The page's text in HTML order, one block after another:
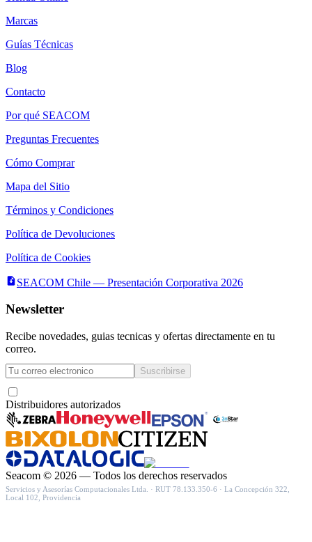
Marcas
Guías Técnicas
Blog
Contacto
Por qué SEACOM
Preguntas Frecuentes
Cómo Comprar
Mapa del Sitio
Términos y Condiciones
Política de Devoluciones
Política de Cookies
SEACOM Chile — Presentación Corporativa 2026
Newsletter
Recibe novedades, guias tecnicas y ofertas directamente en tu
correo.
Suscribirse
Distribuidores autorizados
Seacom © 2026 — Todos los derechos reservados
Servicios y Asesorías Computacionales Ltda. · RUT 78.133.350-6 · La Concepción 322,
Local 102, Providencia